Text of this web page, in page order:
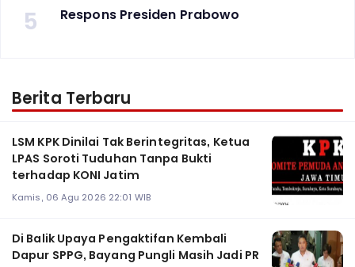
5 Respons Presiden Prabowo
Berita Terbaru
LSM KPK Dinilai Tak Berintegritas, Ketua
LPAS Soroti Tuduhan Tanpa Bukti
terhadap KONI Jatim
Kamis, 06 Agu 2026 22:01 WIB
Di Balik Upaya Pengaktifan Kembali
Dapur SPPG, Bayang Pungli Masih Jadi PR